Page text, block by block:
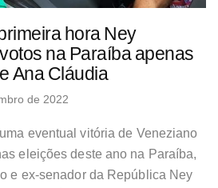
hora Ney
na Paraíba apenas
Ana Cláudia
de 2022
eventual vitória de Veneziano
eleições deste ano na Paraíba,
e ex-senador da República Ney